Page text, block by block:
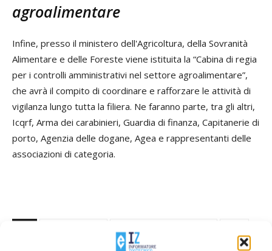
agroalimentare
Infine, presso il ministero dell'Agricoltura, della Sovranità
Alimentare e delle Foreste viene istituita la “Cabina di regia
per i controlli amministrativi nel settore agroalimentare”,
che avrà il compito di coordinare e rafforzare le attività di
vigilanza lungo tutta la filiera. Ne faranno parte, tra gli altri,
Icqrf, Arma dei carabinieri, Guardia di finanza, Capitanerie di
porto, Agenzia delle dogane, Agea e rappresentanti delle
associazioni di categoria.